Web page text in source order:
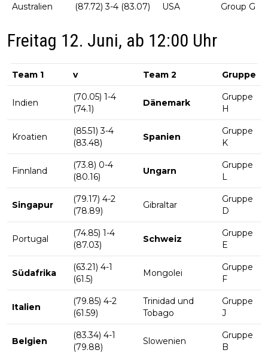
Australien (87.72) 3-4 (83.07) USA Group G
Freitag 12. Juni, ab 12:00 Uhr
Team 1 v Team 2 Gruppe
Indien
(70.05) 1-4
(74.1)
Dänemark
Gruppe
H
Kroatien
(85.51) 3-4
(83.48)
Spanien
Gruppe
K
Finnland
(73.8) 0-4
(80.16)
Ungarn
Gruppe
L
Singapur
(79.17) 4-2
(78.89)
Gibraltar
Gruppe
D
Portugal
(74.85) 1-4
(87.03)
Schweiz
Gruppe
E
Südafrika
(63.21) 4-1
(61.5)
Mongolei
Gruppe
F
Italien
(79.85) 4-2
(61.59)
Trinidad und
Tobago
Gruppe
J
Belgien
(83.34) 4-1
(79.88)
Slowenien
Gruppe
B